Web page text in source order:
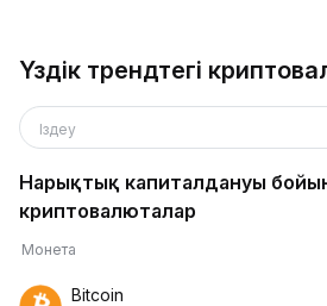
Үздік трендтегі
Іздеу
Нарықтық капиталдануы
криптовалюталар
Монета
Bitcoin